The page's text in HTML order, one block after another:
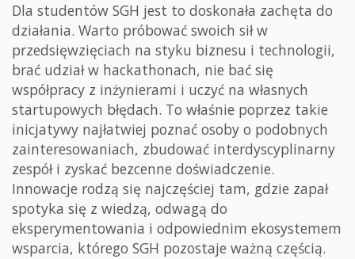
Dla studentów SGH jest to doskonała zachęta do
działania. Warto próbować swoich sił w
przedsięwzięciach na styku biznesu i technologii,
brać udział w hackathonach, nie bać się
współpracy z inżynierami i uczyć na własnych
startupowych błędach. To właśnie poprzez takie
inicjatywy najłatwiej poznać osoby o podobnych
zainteresowaniach, zbudować interdyscyplinarny
zespół i zyskać bezcenne doświadczenie.
Innowacje rodzą się najczęściej tam, gdzie zapał
spotyka się z wiedzą, odwagą do
eksperymentowania i odpowiednim ekosystemem
wsparcia, którego SGH pozostaje ważną częścią.